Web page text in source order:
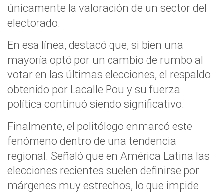
únicamente la valoración de un sector del
electorado.
En esa línea, destacó que, si bien una
mayoría optó por un cambio de rumbo al
votar en las últimas elecciones, el respaldo
obtenido por Lacalle Pou y su fuerza
política continuó siendo significativo.
Finalmente, el politólogo enmarcó este
fenómeno dentro de una tendencia
regional. Señaló que en América Latina las
elecciones recientes suelen definirse por
márgenes muy estrechos, lo que impide